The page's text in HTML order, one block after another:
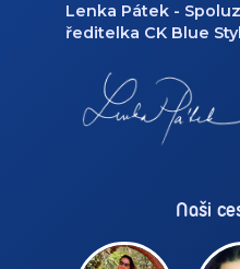
Lenka Pátek -
ředitelka CK Blue
Naši